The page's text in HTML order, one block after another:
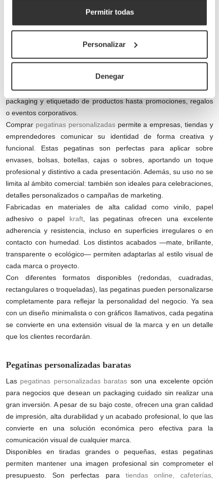
Permitir todas
Personalizar
Denegar
versátiles y efectivas para reforzar la imagen de marca de
cualquier negocio. Gracias a su amplia variedad de formatos,
materiales y acabados, se adaptan a múltiples usos: desde
packaging y etiquetado de productos hasta promociones, regalos
o eventos corporativos.
Comprar pegatinas personalizadaspermite a empresas, tiendas y
emprendedores comunicar su identidad de forma creativa y
funcional. Estas pegatinas son perfectas para aplicar sobre
envases, bolsas, botellas, cajas o sobres, aportando un toque
profesional y distintivo a cada presentación. Además, su uso no se
limita al ámbito comercial: también son ideales para celebraciones,
detalles personalizados o campañas de marketing.
Fabricadas en materiales de alta calidad como vinilo, papel
adhesivo o papel kraft, las pegatinas ofrecen una excelente
adherencia y resistencia, incluso en superficies irregulares o en
contacto con humedad. Los distintos acabados —mate, brillante,
transparente o ecológico— permiten adaptarlas al estilo visual de
cada marca o proyecto.
Con diferentes formatos disponibles (redondas, cuadradas,
rectangulares o troqueladas), las pegatinas pueden personalizarse
completamente para reflejar la personalidad del negocio. Ya sea
con un diseño minimalista o con gráficos llamativos, cada pegatina
se convierte en una extensión visual de la marca y en un detalle
que los clientes recordarán.
Pegatinas personalizadas baratas
Las pegatinas personalizadas baratas son una excelente opción
para negocios que desean un packaging cuidado sin realizar una
gran inversión. A pesar de su bajo coste, ofrecen una gran calidad
de impresión, alta durabilidad y un acabado profesional, lo que las
convierte en una solución económica pero efectiva para la
comunicación visual de cualquier marca.
Disponibles en tiradas grandes o pequeñas, estas pegatinas
permiten mantener una imagen profesional sin comprometer el
presupuesto. Son perfectas para tiendas online, cafeterías,